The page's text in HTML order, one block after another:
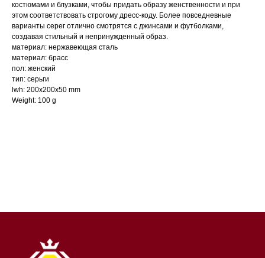
костюмами и блузками, чтобы придать образу женственности и при
этом соответствовать строгому дресс-коду. Более повседневные
варианты серег отлично смотрятся с джинсами и футболками,
создавая стильный и непринужденный образ.
материал: нержавеющая сталь
материал: брасс
пол: женский
тип: серьги
lwh: 200x200x50 mm
Weight: 100 g